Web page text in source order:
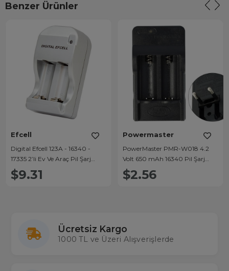
Benzer Ürünler
Efcell
Digital Efcell 123A - 16340 -
17335 2’li Ev Ve Araç Pil Şarj
Cihazı
$9.31
Powermaster
PowerMaster PMR-W018 4.2
Volt 650 mAh 16340 Pil Şarj
Cihazı
$2.56
Ücretsiz Kargo
1000 TL ve Üzeri Alışverişlerde